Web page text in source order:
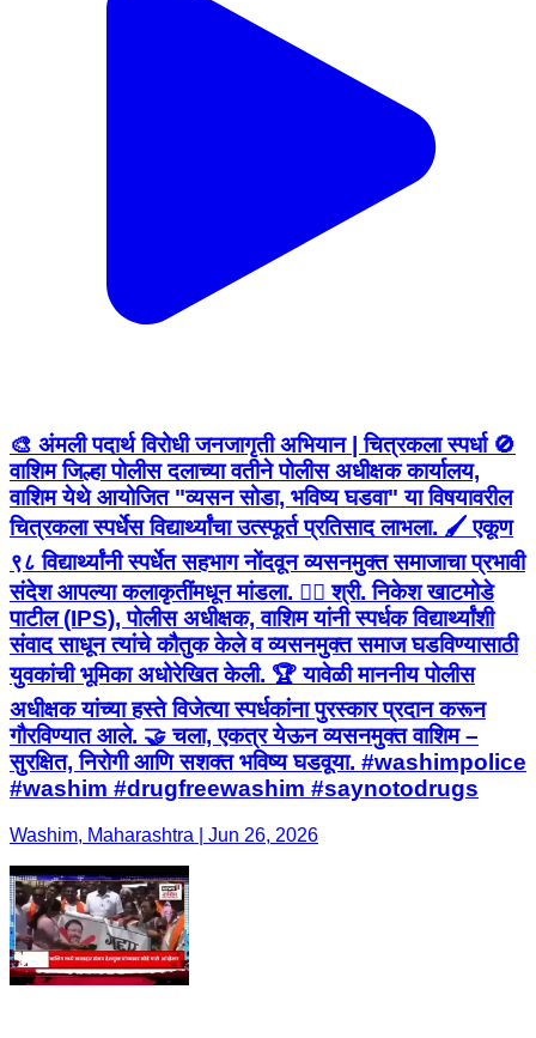
🎨 अंमली पदार्थ विरोधी जनजागृती अभियान | चित्रकला स्पर्धा 🚫
वाशिम जिल्हा पोलीस दलाच्या वतीने पोलीस अधीक्षक कार्यालय,
वाशिम येथे आयोजित "व्यसन सोडा, भविष्य घडवा" या विषयावरील
चित्रकला स्पर्धेस विद्यार्थ्यांचा उत्स्फूर्त प्रतिसाद लाभला. 🖌️ एकूण
९८ विद्यार्थ्यांनी स्पर्धेत सहभाग नोंदवून व्यसनमुक्त समाजाचा प्रभावी
संदेश आपल्या कलाकृतींमधून मांडला. 👮‍♂️ श्री. निकेश खाटमोडे
पाटील (IPS), पोलीस अधीक्षक, वाशिम यांनी स्पर्धक विद्यार्थ्यांशी
संवाद साधून त्यांचे कौतुक केले व व्यसनमुक्त समाज घडविण्यासाठी
युवकांची भूमिका अधोरेखित केली. 🏆 यावेळी माननीय पोलीस
अधीक्षक यांच्या हस्ते विजेत्या स्पर्धकांना पुरस्कार प्रदान करून
गौरविण्यात आले. 🤝 चला, एकत्र येऊन व्यसनमुक्त वाशिम –
सुरक्षित, निरोगी आणि सशक्त भविष्य घडवूया. #washimpolice
#washim #drugfreewashim #saynotodrugs
Washim, Maharashtra | Jun 26, 2026